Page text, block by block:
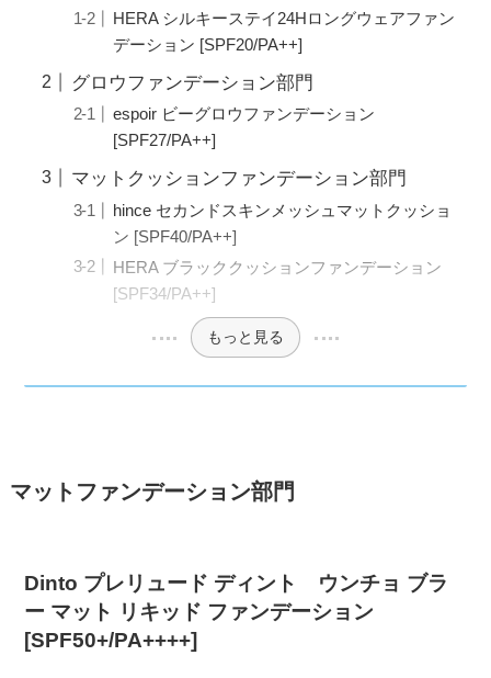
HERA シルキーステイ24Hロングウェアファン
デーション [SPF20/PA++]
グロウファンデーション部門
espoir ビーグロウファンデーション
[SPF27/PA++]
マットクッションファンデーション部門
hince セカンドスキンメッシュマットクッショ
ン [SPF40/PA++]
HERA ブラッククッションファンデーション
[SPF34/PA++]
もっと見る
マットファンデーション部門
Dinto プレリュード ディント ウンチョ ブラ
ー マット リキッド ファンデーション
[SPF50+/PA++++]